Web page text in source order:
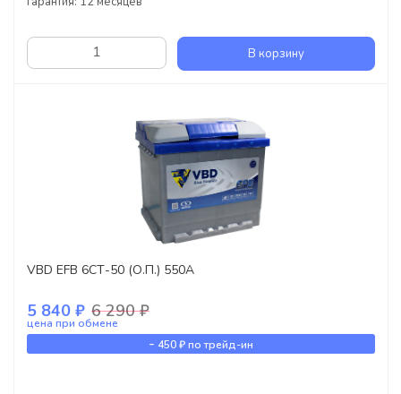
В корзину
VBD EFB 6СТ-50 (О.П.) 550А
5 840 ₽ 6 290 ₽
цена при обмене
- 450 ₽по трейд-ин